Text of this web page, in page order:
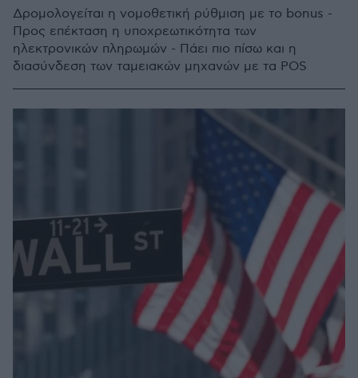
Δρομολογείται η νομοθετική ρύθμιση με το bonus -
Προς επέκταση η υποχρεωτικότητα των
ηλεκτρονικών πληρωμών - Πάει πιο πίσω και η
διασύνδεση των ταμειακών μηχανών με τα POS